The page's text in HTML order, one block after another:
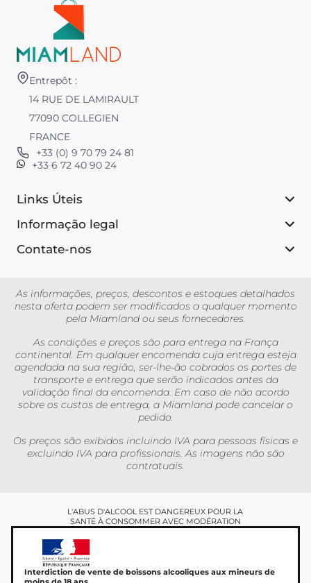
Entrepôt :
14 RUE DE LAMIRAULT
77090 COLLEGIEN
FRANCE
+33 (0) 9 70 79 24 81
+33 6 72 40 90 24
Links Úteis
Informação legal
Contate-nos
As informações, preços, descontos e estoques detalhados
nesta oferta podem ser modificados a qualquer momento
pela Miamland ou seus fornecedores.
As condições e preços são para entrega na França
continental. Em qualquer encomenda cuja entrega esteja
agendada na sua região, ser-lhe-ão cobrados os portes de
transporte e entrega que serão indicados antes da
validação final da encomenda. Em caso de não acordo
sobre os custos de entrega, a Miamland pode cancelar o
pedido.
Os preços são exibidos incluindo IVA para pessoas físicas e
excluindo IVA para profissionais. As imagens não são
contratuais.
L'ABUS D'ALCOOL EST DANGEREUX POUR LA
SANTÉ À CONSOMMER AVEC MODÉRATION
Interdiction de vente de boissons alcooliques aux mineurs de